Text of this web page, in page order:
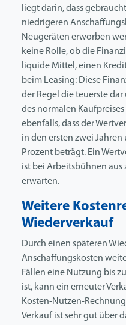
liegt darin, dass
niedrigeren
Neugeräten erworben
keine Rolle, ob die
liquide Mittel, einen
beim Leasing: Diese
der Regel die teuerste
des normalen
ebenfalls, dass der
in den ersten zwei
Prozent beträgt. Ein
ist bei Arbeitsbühnen aus
erwarten.
Weitere
Wiederverkauf
Durch einen späteren
Anschaffungskosten
Fällen eine Nutzung bis
ist, kann ein erneuter
Kosten-Nutzen-
Verkauf ist sehr gut über